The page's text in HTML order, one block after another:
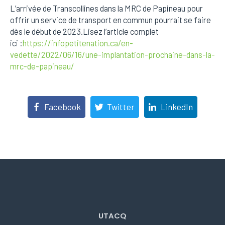
L’arrivée de Transcollines dans la MRC de Papineau pour
offrir un service de transport en commun pourrait se faire
dès le début de 2023.Lisez l’article complet
ici :https://infopetitenation.ca/en-
vedette/2022/06/16/une-implantation-prochaine-dans-la-
mrc-de-papineau/
Facebook Twitter LinkedIn
UTACQ